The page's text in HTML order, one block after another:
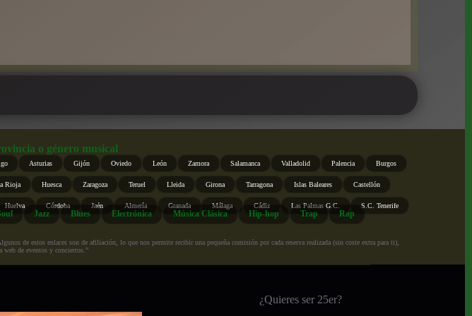
o género musical
Asturias Gijón Oviedo León Zamora Salamanca Valladolid Palencia Burgos
Rioja Huesca Zaragoza Teruel Lleida Girona Tarragona Islas Baleares Castellón
Huelva Córdoba Jaén Almería Granada Málaga Cádiz Las Palmas G.C. S.C. Tenerife
Jazz Blues Electrónica Música Clásica Hip-hop Trap Rap
de estos enlaces son de afiliación, lo que nos permite recibir una pequeña comisión por cada reserva realizada (sin coste extra para ti),
web de eventos y conciertos.”
¿Quieres ser 25er?